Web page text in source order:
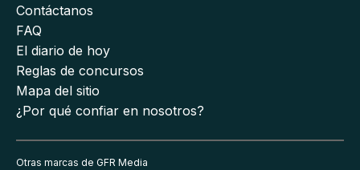
Contáctanos
FAQ
El diario de hoy
Reglas de concursos
Mapa del sitio
¿Por qué confiar en nosotros?
Otras marcas de GFR Media